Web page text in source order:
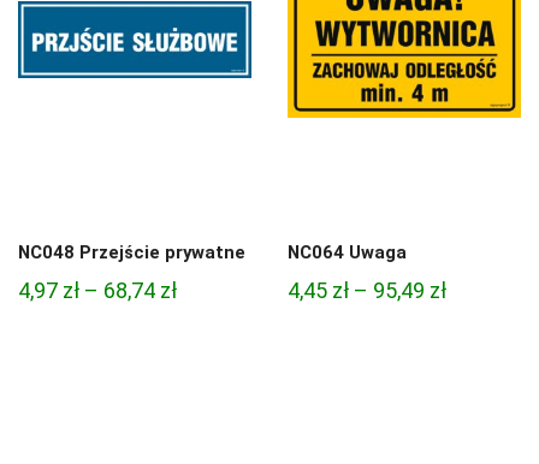
NC048 Przejście prywatne
4,97 zł – 68,74 złZakres
NC064 Uwaga
4,45 zł – 95,49 złZakres